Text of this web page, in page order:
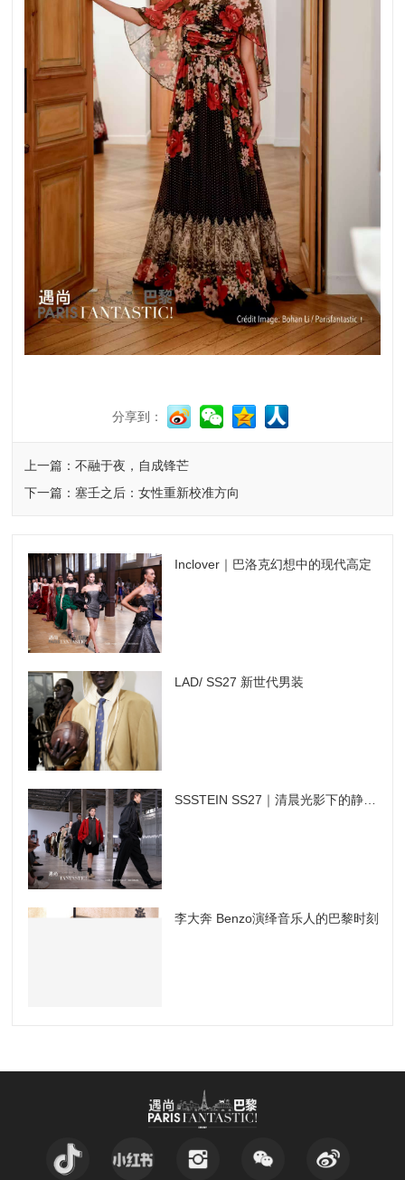
分享到：
上一篇：不融于夜，自成锋芒
下一篇：塞壬之后：女性重新校准方向
Inclover｜巴洛克幻想中的现代高定
LAD/ SS27 新世代男装
SSSTEIN SS27｜清晨光影下的静谧男装
李大奔 Benzo演绎音乐人的巴黎时刻